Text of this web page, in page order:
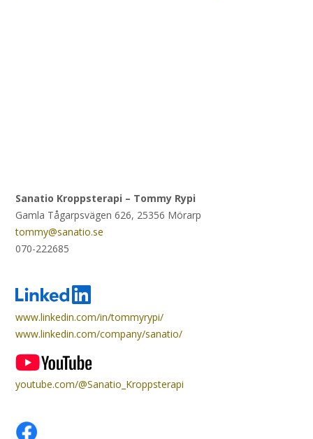
Sanatio Kroppsterapi – Tommy Rypi
Gamla Tågarpsvägen 626, 25356 Mörarp
tommy@sanatio.se
070-222685
www.linkedin.com/in/tommyrypi/
www.linkedin.com/company/sanatio/
youtube.com/@Sanatio_Kroppsterapi